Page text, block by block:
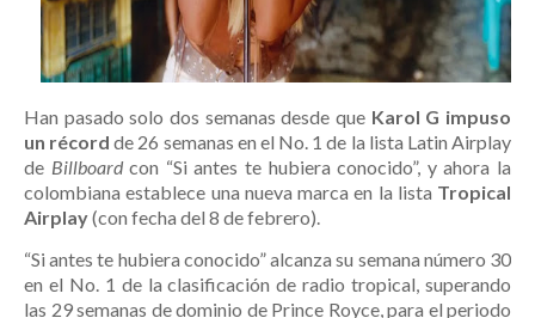
Han pasado solo dos semanas desde que Karol G impuso
un récord de 26 semanas en el No. 1 de la lista Latin Airplay
de Billboardcon “Si antes te hubiera conocido”, y ahora la
colombiana establece una nueva marca en la lista Tropical
Airplay(con fecha del 8 de febrero).
“Si antes te hubiera conocido” alcanza su semana número 30
en el No. 1 de la clasificación de radio tropical, superando
las 29 semanas de dominio de Prince Royce, para el periodo